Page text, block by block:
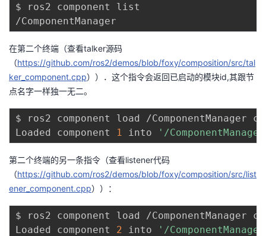
$ ros2 component list
在第二个终端（查看talker源码
（https://github.com/ros2/demos/blob/foxy/composition/src/tal
ker_component.cpp））．这个指令会返回已启动的模块id,其跟节
点名字一样独一无二。
$ ros2 component load /ComponentManager
Loaded component
1 into '/
第二个终端的另一条指令（查看listener代码
（https://github.com/ros2/demos/blob/foxy/composition/src/list
ener_component.cpp））：
$ ros2 component load /
Loaded component 2 into '/